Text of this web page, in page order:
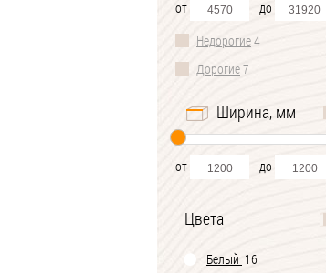
от
до
Недорогие4
Дорогие7
Ширина, мм
от до
Цвета
Белый 16